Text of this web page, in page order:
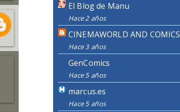
El Blog de Manu
Hace 2 años
CINEMAWORLD AND COMICS
Hace 3 años
GenComics
Hace 5 años
marcus.es
Hace 5 años